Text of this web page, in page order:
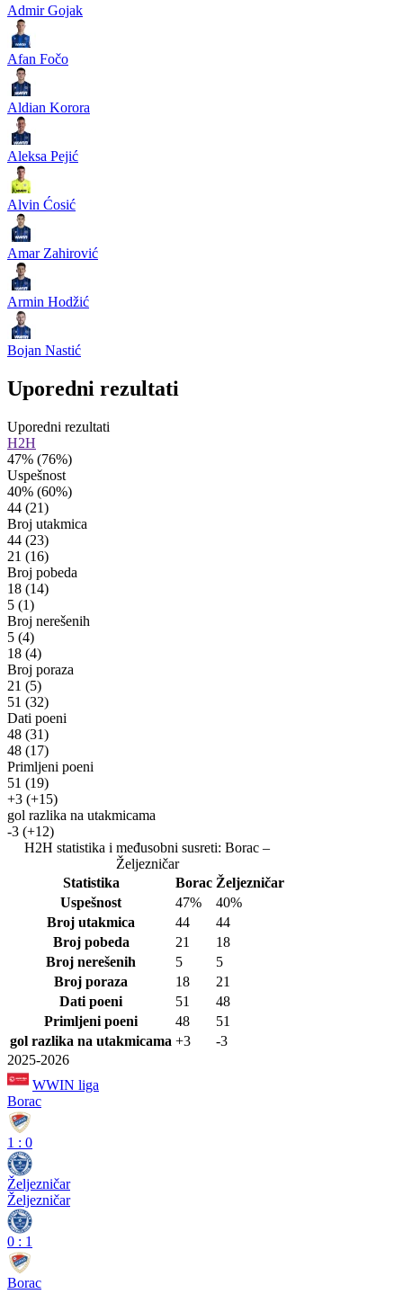
Admir Gojak
Afan Fočo
Aldian Korora
Aleksa Pejić
Alvin Ćosić
Amar Zahirović
Armin Hodžić
Bojan Nastić
Uporedni rezultati
Uporedni rezultati
H2H
47% (76%)
Uspešnost
40% (60%)
44 (21)
Broj utakmica
44 (23)
21 (16)
Broj pobeda
18 (14)
5 (1)
Broj nerešenih
5 (4)
18 (4)
Broj poraza
21 (5)
51 (32)
Dati poeni
48 (31)
48 (17)
Primljeni poeni
51 (19)
+3 (+15)
gol razlika na utakmicama
-3 (+12)
H2H statistika i međusobni susreti: Borac –
Željezničar
Statistika
Borac Željezničar
Uspešnost
47%
40%
Broj utakmica
44
44
Broj pobeda
21
18
Broj nerešenih
5
5
Broj poraza
18
21
Dati poeni
51
48
Primljeni poeni
48
51
gol razlika na utakmicama +3
-3
2025-2026
WWIN liga
Borac
1 : 0
Željezničar
Željezničar
0 : 1
Borac